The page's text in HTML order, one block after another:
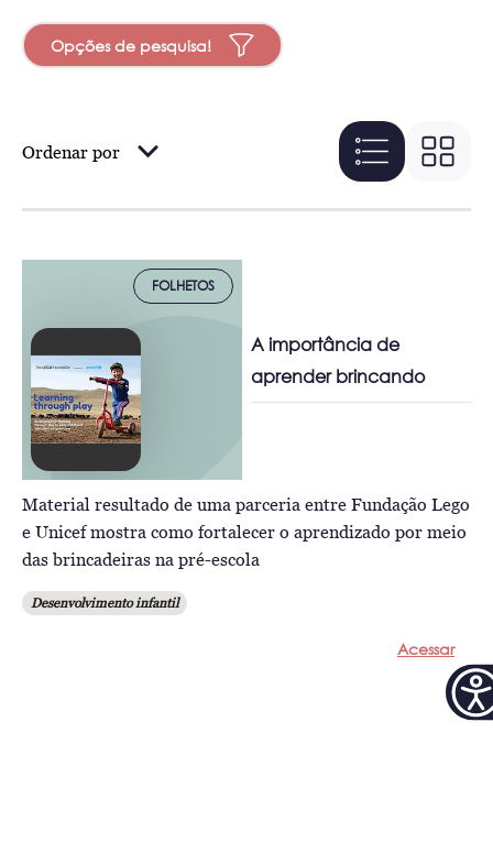
Opções de pesquisa!
Ordenar por
FOLHETOS
A importância de
aprender brincando
Material resultado de uma parceria entre Fundação Lego
e Unicef mostra como fortalecer o aprendizado por meio
das brincadeiras na pré-escola
Desenvolvimento infantil
Acessar